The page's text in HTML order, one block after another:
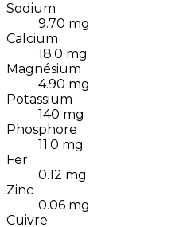
Sodium
9.70 mg
Calcium
18.0 mg
Magnésium
4.90 mg
Potassium
140 mg
Phosphore
11.0 mg
Fer
0.12 mg
Zinc
0.06 mg
Cuivre